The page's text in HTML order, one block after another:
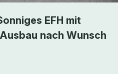
EFH mit
nach Wunsch